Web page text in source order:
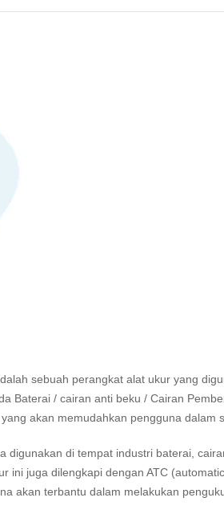
sebuah perangkat alat ukur yang
Baterai / cairan anti beku / Cairan
akan memudahkan pengguna dalam
digunakan di tempat industri baterai,
ini juga dilengkapi dengan ATC
akan terbantu dalam melakukan